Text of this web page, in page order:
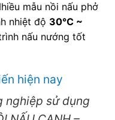
mẫu nồi nấu phở
nhiệt độ 30℃ ~
nấu nướng tốt
hiện nay
nghiệp sử dụng